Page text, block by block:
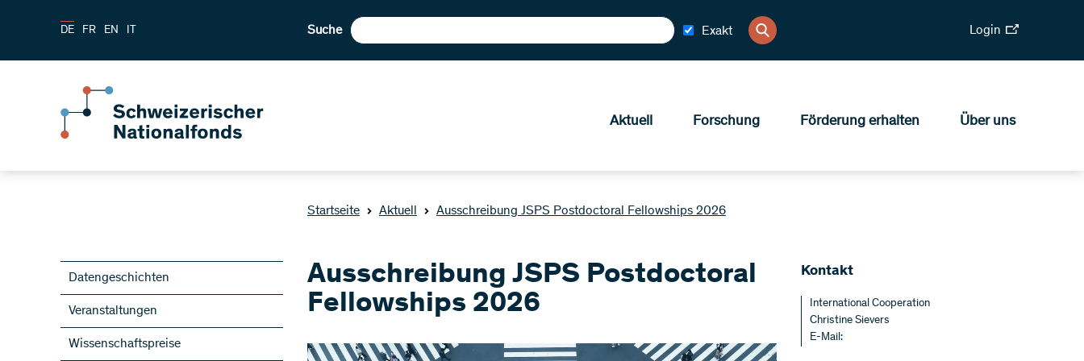
DE FR EN IT Suche Exakt Login
Aktuell Forschung Förderung erhalten Über uns
Startseite Aktuell Ausschreibung JSPS Postdoctoral Fellowships 2026
Datengeschichten
Veranstaltungen
Wissenschaftspreise
Ausschreibung JSPS Postdoctoral
Fellowships 2026
Kontakt
International Cooperation
Christine Sievers
E-Mail: